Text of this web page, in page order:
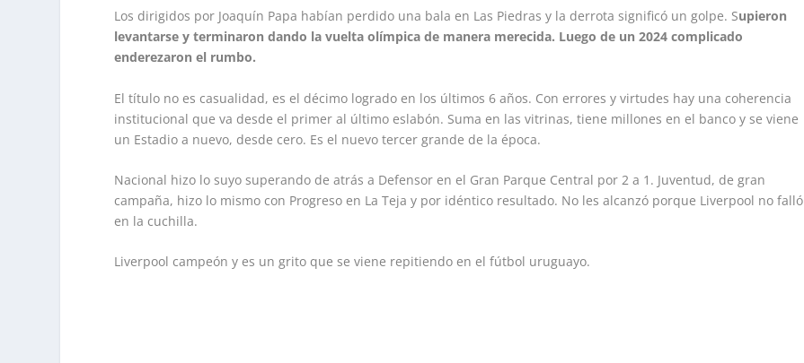
Los dirigidos por Joaquín Papa habían perdido una bala en Las Piedras y la derrota significó un golpe. Supieron
levantarse y terminaron dando la vuelta olímpica de manera merecida. Luego de un 2024 complicado
enderezaron el rumbo.
El título no es casualidad, es el décimo logrado en los últimos 6 años. Con errores y virtudes hay una coherencia
institucional que va desde el primer al último eslabón. Suma en las vitrinas, tiene millones en el banco y se viene
un Estadio a nuevo, desde cero. Es el nuevo tercer grande de la época.
Nacional hizo lo suyo superando de atrás a Defensor en el Gran Parque Central por 2 a 1. Juventud, de gran
campaña, hizo lo mismo con Progreso en La Teja y por idéntico resultado. No les alcanzó porque Liverpool no falló
en la cuchilla.
Liverpool campeón y es un grito que se viene repitiendo en el fútbol uruguayo.